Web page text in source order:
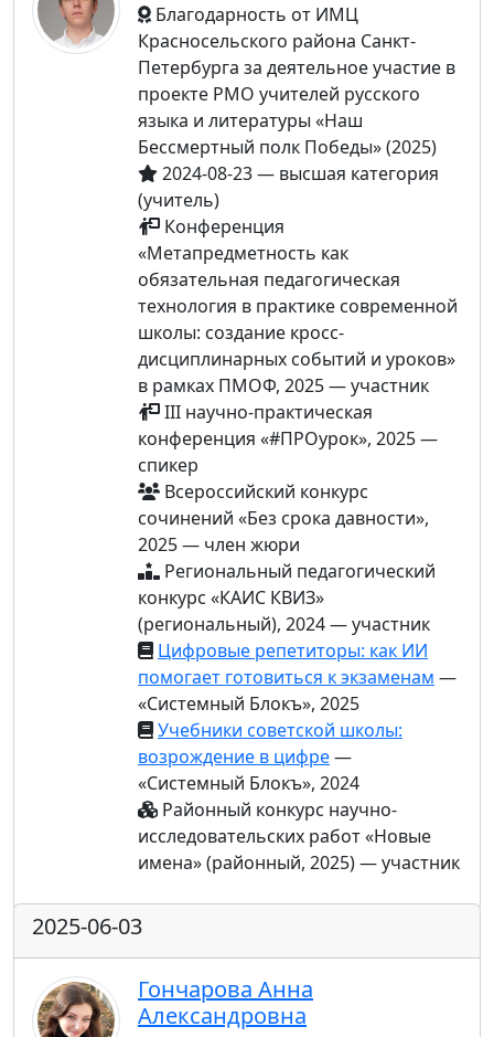
Благодарность от ИМЦ
Красносельского района Санкт-
Петербурга за деятельное участие в
проекте РМО учителей русского
языка и литературы «Наш
Бессмертный полк Победы» (2025)
2024-08-23 — высшая категория
(учитель)
Конференция
«Метапредметность как
обязательная педагогическая
технология в практике современной
школы: создание кросс-
дисциплинарных событий и уроков»
в рамках ПМОФ, 2025 — участник
III научно-практическая
конференция «#ПРОурок», 2025 —
спикер
Всероссийский конкурс
сочинений «Без срока давности»,
2025 — член жюри
Региональный педагогический
конкурс «КАИС КВИЗ»
(региональный), 2024 — участник
Цифровые репетиторы: как ИИ
помогает готовиться к экзаменам —
«Системный Блокъ», 2025
Учебники советской школы:
возрождение в цифре—
«Системный Блокъ», 2024
Районный конкурс научно-
исследовательских работ «Новые
имена» (районный, 2025) — участник
2025-06-03
Гончарова Анна
Александровна